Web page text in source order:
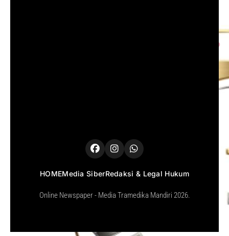
HOMEMedia SiberRedaksi & Legal Hukum
Online Newspaper - Media Tramedika Mandiri 2026.